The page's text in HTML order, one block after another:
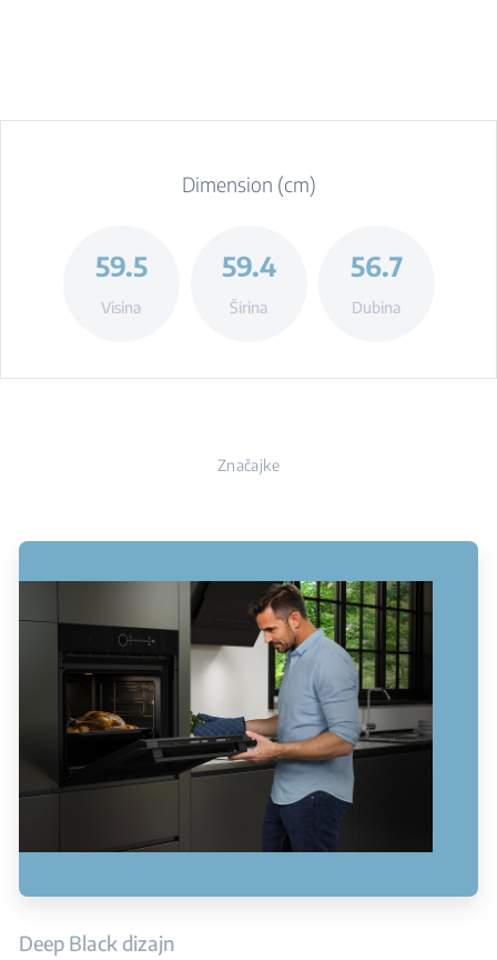
Dimension (cm)
59.5
Visina
59.4
Širina
56.7
Dubina
Značajke
Deep Black dizajn